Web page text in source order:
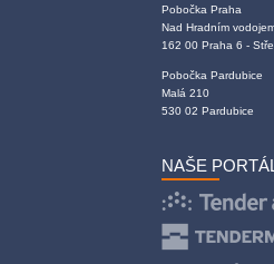
Pobočka Praha
Nad Hradním
162 00 Praha 6 -
Pobočka Pardubice
Malá 210
530 02 Pardubice
NAŠE